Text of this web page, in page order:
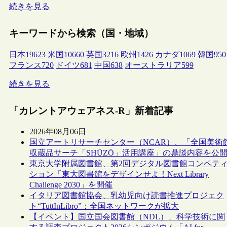
続きを見る
キーワードから検索（国・地域）
日本19623 米国 10660 英国3216 欧州 1426 カナダ1069 韓国950
フランス720 ドイツ681 中国638 オーストラリア599
続きを見る
「カレントアウェアネス-R」新着記事
2026年08月06日
国立アートリサーチセンター（NCAR）、「全国美術
収蔵品サーチ「SHŪZŌ」活用講座」の鼎談内容を公開
東京大学附属図書館、第2回デジタル図書館コンペティ
ション「東大図書館をデザインせよ！Next Library
Challenge 2030」を開催
イタリア図書館協会、乳幼児向け読書推進プロジェク
ト“TuttInLibro”：全国ネットワークが拡大
【イベント】国立国会図書館（NDL）、科学技術に関